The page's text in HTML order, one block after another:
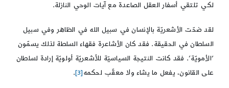
لكي تلتقي أسفار العقل الصاعدة مع آيات الوحي النازلة.
لقد ضحّت الأشعريّة بالإنسان في سبيل الله في الظاهر وفي سبيل
السلطان في الحقيقة. فقد كان الأشاعرة فقهاء السلطة لذلك يسمّون
’الأمويّة‘. فقد كانت النتيجة السياسيّة للأشعريّة أولويّة إرادة لسلطان
على القانون، يفعل ما يشاء ولا معقّب لحكمه[3]
.